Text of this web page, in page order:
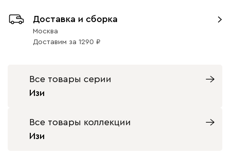
Доставка и сборка
Москва
Доставим за 1290
Все товары серии
Изи
Все товары коллекции
Изи